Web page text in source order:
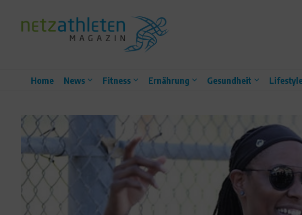
Home News Fitness Ernährung Gesundheit